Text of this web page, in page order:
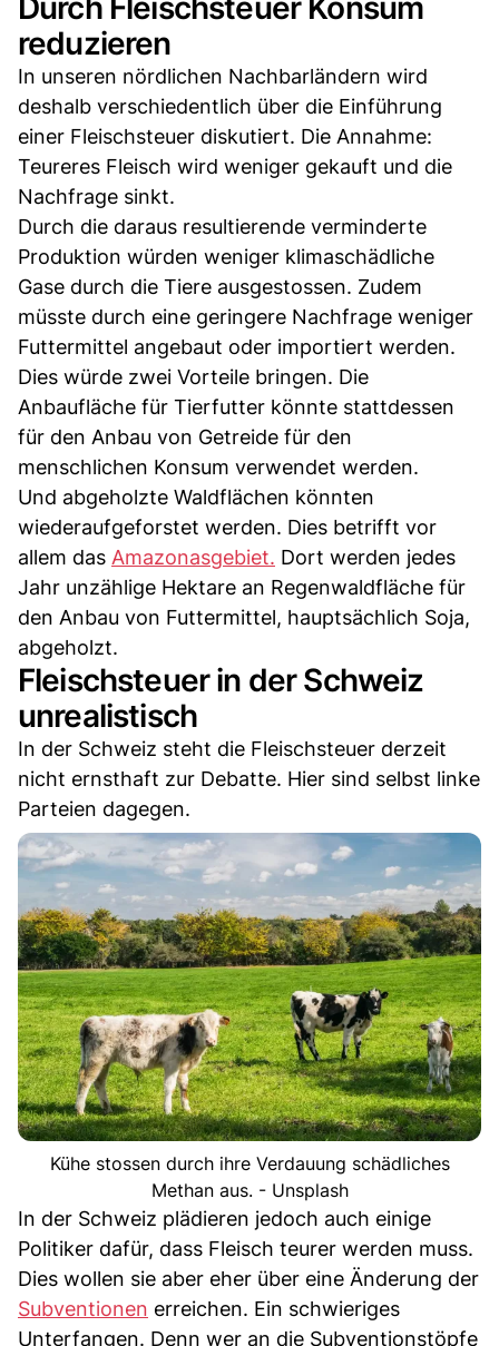
Durch Fleischsteuer Konsum
reduzieren
In unseren nördlichen Nachbarländern wird
deshalb verschiedentlich über die Einführung
einer Fleischsteuer diskutiert. Die Annahme:
Teureres Fleisch wird weniger gekauft und die
Nachfrage sinkt.
Durch die daraus resultierende verminderte
Produktion würden weniger klimaschädliche
Gase durch die Tiere ausgestossen. Zudem
müsste durch eine geringere Nachfrage weniger
Futtermittel angebaut oder importiert werden.
Dies würde zwei Vorteile bringen. Die
Anbaufläche für Tierfutter könnte stattdessen
für den Anbau von Getreide für den
menschlichen Konsum verwendet werden.
Und abgeholzte Waldflächen könnten
wiederaufgeforstet werden. Dies betrifft vor
allem das Amazonasgebiet. Dort werden jedes
Jahr unzählige Hektare an Regenwaldfläche für
den Anbau von Futtermittel, hauptsächlich Soja,
abgeholzt.
Fleischsteuer in der Schweiz
unrealistisch
In der Schweiz steht die Fleischsteuer derzeit
nicht ernsthaft zur Debatte. Hier sind selbst linke
Parteien dagegen.
Kühe stossen durch ihre Verdauung schädliches
Methan aus. - Unsplash
In der Schweiz plädieren jedoch auch einige
Politiker dafür, dass Fleisch teurer werden muss.
Dies wollen sie aber eher über eine Änderung der
Subventionen erreichen. Ein schwieriges
Unterfangen. Denn wer an die Subventionstöpfe